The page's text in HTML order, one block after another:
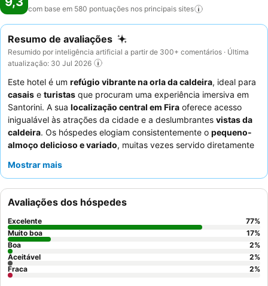
com base em 580 pontuações nos principais sites
Resumo de avaliações
Resumido por inteligência artificial a partir de 300+ comentários · Última
atualização: 30 Jul 2026
Este hotel é um refúgio vibrante na orla da caldeira, ideal para
casais e turistas que procuram uma experiência imersiva em
Santorini. A sua localização central em Fira oferece acesso
inigualável às atrações da cidade e a deslumbrantes vistas da
caldeira. Os hóspedes elogiam consistentemente o pequeno-
almoço delicioso e variado, muitas vezes servido diretamente
noturnos. Osfuncionários excecionais
e assistência proativa. Para a melhor experiência, considere
umaGrand Cave Suitepela sua amplitude e design único.
Mostrar mais
Avaliações dos hóspedes
Excelente 77%
Muito boa
17%
Boa
2%
Aceitável
2%
Fraca
2%